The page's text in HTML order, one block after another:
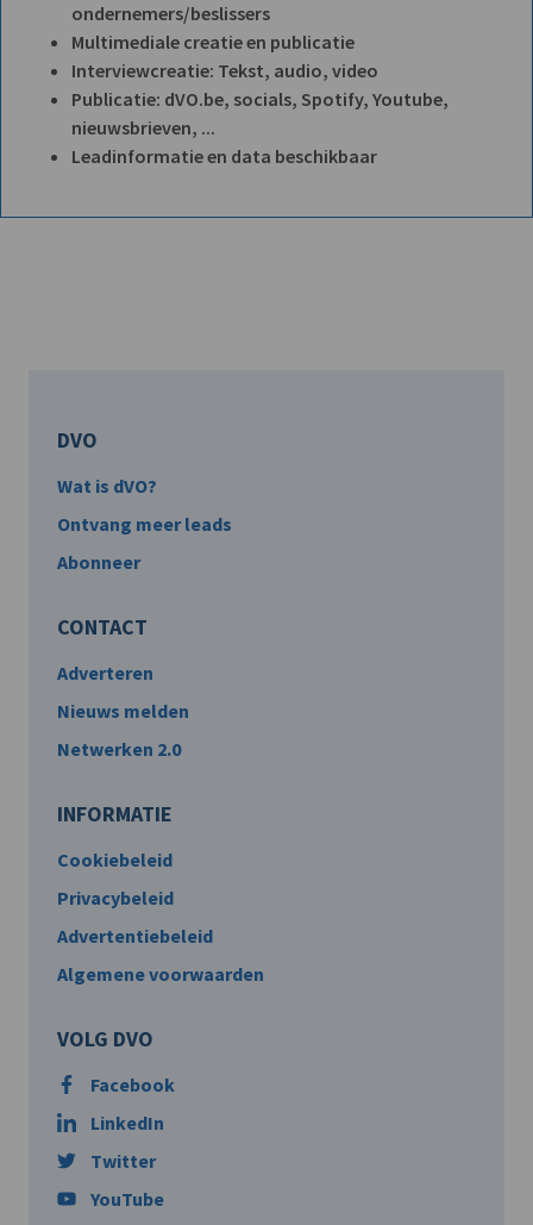
ondernemers/beslissers
Multimediale creatie en publicatie
Interviewcreatie: Tekst, audio, video
Publicatie: dVO.be, socials, Spotify, Youtube,
nieuwsbrieven, ...
Leadinformatie en data beschikbaar
DVO
Wat is dVO?
Ontvang meer leads
Abonneer
CONTACT
Adverteren
Nieuws melden
Netwerken 2.0
INFORMATIE
Cookiebeleid
Privacybeleid
Advertentiebeleid
Algemene voorwaarden
VOLG DVO
Facebook
LinkedIn
Twitter
YouTube